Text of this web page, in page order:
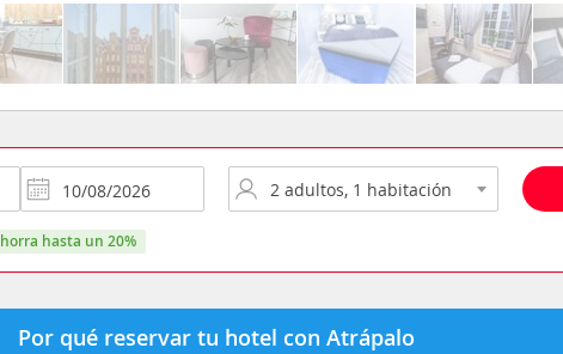
ahorra hasta un 20%
Por qué reservar tu hotel con Atrápalo